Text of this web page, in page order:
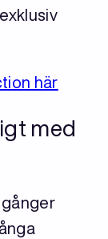
här
med